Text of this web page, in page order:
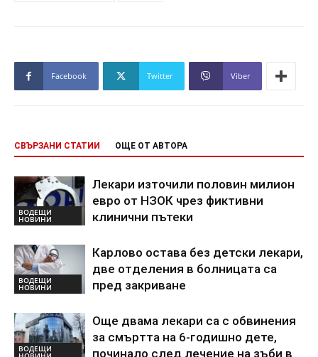
Facebook Twitter Viber
СВЪРЗАНИ СТАТИИ ОЩЕ ОТ АВТОРА
ВОДЕЩИ
НОВИНИ
Лекари източили половин милион
евро от НЗОК чрез фиктивни
клинични пътеки
ВОДЕЩИ
НОВИНИ
Карлово остава без детски лекари,
две отделения в болницата са
пред закриване
ВОДЕЩИ
Още двама лекари са с обвинения
за смъртта на 6-годишно дете,
починало след лечение на зъби в